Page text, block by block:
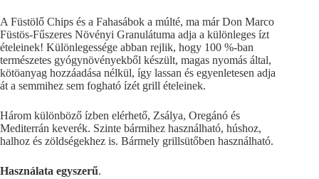
A Füstölő Chips és a Fahasábok a múlté, ma már Don Marco
Füstös-Fűszeres Növényi Granulátuma adja a különleges ízt
ételeinek! Különlegessége abban rejlik, hogy 100 %-ban
természetes gyógynövényekből készült, magas nyomás által,
kötöanyag hozzáadása nélkül, így lassan és egyenletesen adja
át a semmihez sem fogható ízét grill ételeinek.
Három különböző ízben elérhető, Zsálya, Oregánó és
Mediterrán keverék. Szinte bármihez használható, húshoz,
halhoz és zöldségekhez is. Bármely grillsütőben használható.
Használata egyszerű.